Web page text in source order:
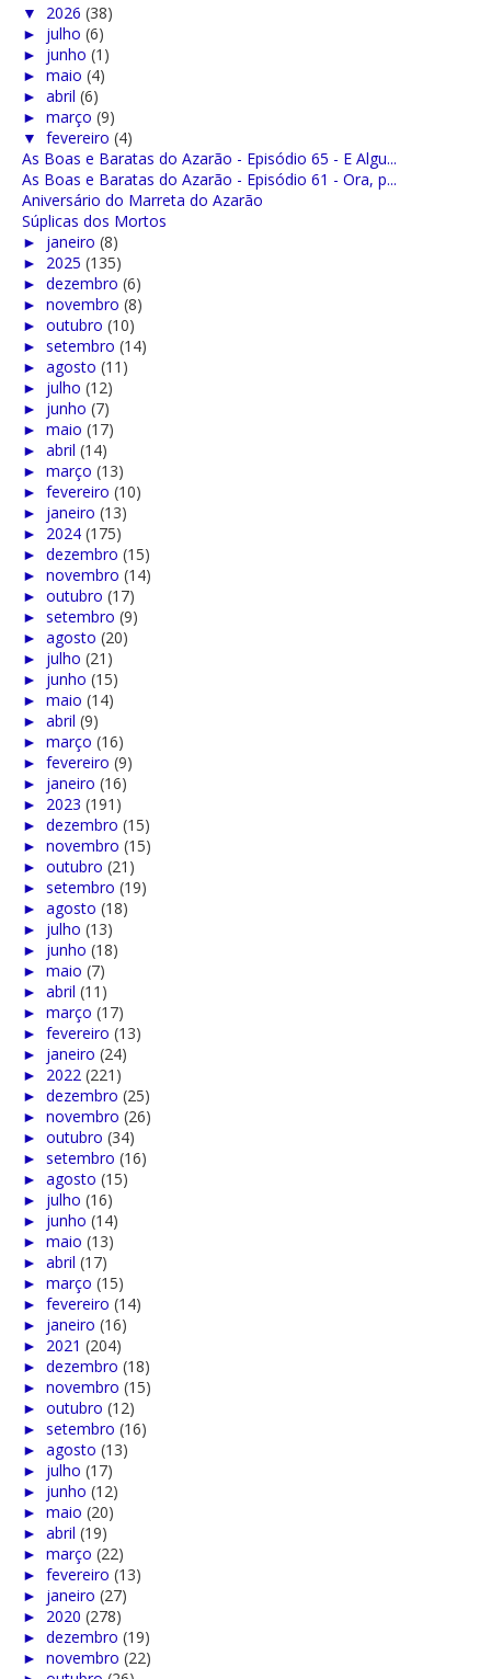
▼ 2026 (38)
► julho (6)
► junho (1)
► maio (4)
► abril (6)
► março (9)
▼ fevereiro (4)
As Boas e Baratas do Azarão - Episódio 65 - E Algu...
As Boas e Baratas do Azarão - Episódio 61 - Ora, p...
Aniversário do Marreta do Azarão
Súplicas dos Mortos
► janeiro (8)
► 2025 (135)
► dezembro (6)
► novembro (8)
► outubro (10)
► setembro (14)
► agosto (11)
► julho (12)
► junho (7)
► maio (17)
► abril (14)
► março (13)
► fevereiro (10)
► janeiro (13)
► 2024 (175)
► dezembro (15)
► novembro (14)
► outubro (17)
► setembro (9)
► agosto (20)
► julho (21)
► junho (15)
► maio (14)
► abril (9)
► março (16)
► fevereiro (9)
► janeiro (16)
► 2023 (191)
► dezembro (15)
► novembro (15)
► outubro (21)
► setembro (19)
► agosto (18)
► julho (13)
► junho (18)
► maio (7)
► abril (11)
► março (17)
► fevereiro (13)
► janeiro (24)
► 2022 (221)
► dezembro (25)
► novembro (26)
► outubro (34)
► setembro (16)
► agosto (15)
► julho (16)
► junho (14)
► maio (13)
► abril (17)
► março (15)
► fevereiro (14)
► janeiro (16)
► 2021 (204)
► dezembro (18)
► novembro (15)
► outubro (12)
► setembro (16)
► agosto (13)
► julho (17)
► junho (12)
► maio (20)
► abril (19)
► março (22)
► fevereiro (13)
► janeiro (27)
► 2020 (278)
► dezembro (19)
► novembro (22)